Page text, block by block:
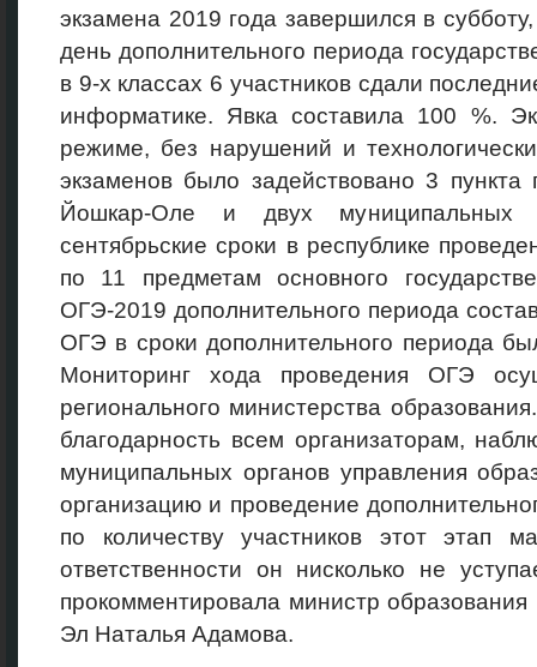
экзамена 2019 года завершился в
день дополнительного периода
в 9-х классах 6 участников сдали
информатике. Явка составила 100 %.
режиме, без нарушений и
экзаменов было задействовано 3 пункта
Йошкар-Оле и двух муниципальных
сентябрьские сроки в республике
по 11 предметам основного
ОГЭ-2019 дополнительного периода
ОГЭ в сроки дополнительного периода
Мониторинг хода проведения ОГЭ
регионального министерства
благодарность всем организаторам,
муниципальных органов управления
организацию и проведение
по количеству участников этот этап
ответственности он нисколько не
прокомментировала министр
Эл Наталья Адамова.